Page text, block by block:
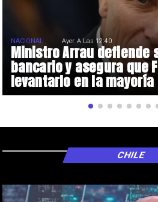
Ministro Arrau defiende
bancario y asegura que
levantarlo en la mayoría
NACIONAL Ayer A Las 12:40
CHILE